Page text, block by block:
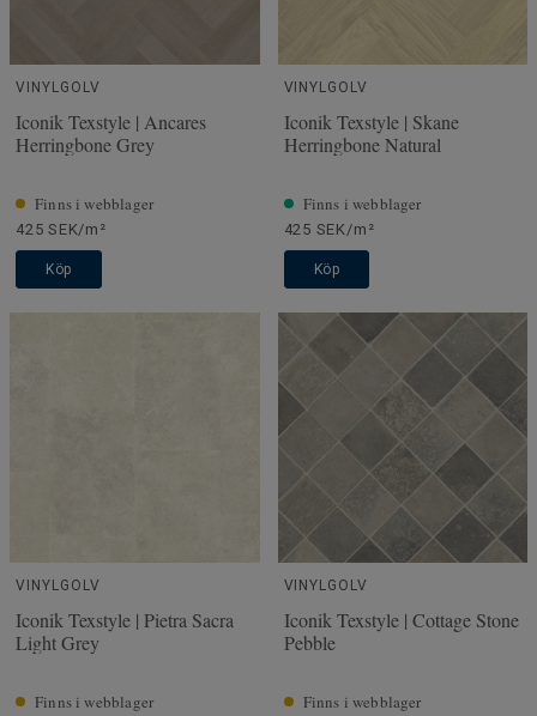
VINYLGOLV
Iconik Texstyle | Ancares
Herringbone Grey
Finns i webblager
425 SEK/m²
Köp
VINYLGOLV
Iconik Texstyle | Skane
Herringbone Natural
Finns i webblager
425 SEK/m²
Köp
VINYLGOLV
Iconik Texstyle | Pietra Sacra
Light Grey
Finns i webblager
VINYLGOLV
Iconik Texstyle | Cottage Stone
Pebble
Finns i webblager